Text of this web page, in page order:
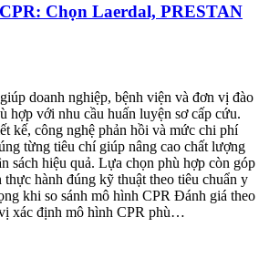
Chọn Laerdal, PRESTAN
doanh nghiệp, bệnh viện và đơn vị đào
hợp với nhu cầu huấn luyện sơ cấp cứu.
kế, công nghệ phản hồi và mức chi phí
từng tiêu chí giúp nâng cao chất lượng
sách hiệu quả. Lựa chọn phù hợp còn góp
thực hành đúng kỹ thuật theo tiêu chuẩn y
khi so sánh mô hình CPR Đánh giá theo
xác định mô hình CPR phù…